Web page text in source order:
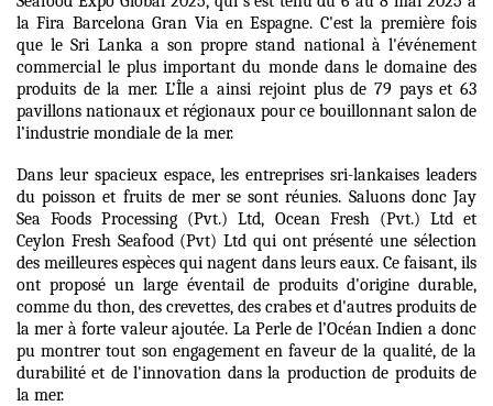
la Fira Barcelona Gran Via en Espagne. C'est la première fois
que le Sri Lanka a son propre stand national à l'événement
commercial le plus important du monde dans le domaine des
produits de la mer. L’Île a ainsi rejoint plus de 79 pays et 63
pavillons nationaux et régionaux pour ce bouillonnant salon de
l’industrie mondiale de la mer.
Dans leur spacieux espace, les entreprises sri-lankaises leaders
du poisson et fruits de mer se sont réunies. Saluons donc Jay
Sea Foods Processing (Pvt.) Ltd, Ocean Fresh (Pvt.) Ltd et
Ceylon Fresh Seafood (Pvt) Ltd qui ont présenté une sélection
des meilleures espèces qui nagent dans leurs eaux. Ce faisant, ils
ont proposé un large éventail de produits d'origine durable,
comme du thon, des crevettes, des crabes et d'autres produits de
la mer à forte valeur ajoutée. La Perle de l’Océan Indien a donc
pu montrer tout son engagement en faveur de la qualité, de la
durabilité et de l'innovation dans la production de produits de
la mer.